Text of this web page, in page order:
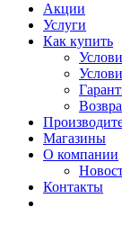
Акции
Услуги
Как купить
Магазины
О компании
Контакты